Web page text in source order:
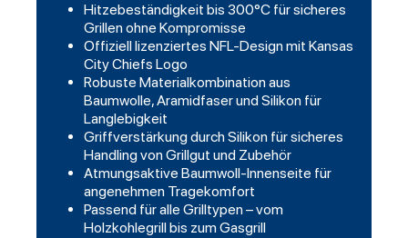
Hitzebeständigkeit bis 300°C für sicheres
Grillen ohne Kompromisse
Offiziell lizenziertes NFL-Design mit Kansas
City Chiefs Logo
Robuste Materialkombination aus
Baumwolle, Aramidfaser und Silikon für
Langlebigkeit
Griffverstärkung durch Silikon für sicheres
Handling von Grillgut und Zubehör
Atmungsaktive Baumwoll-Innenseite für
angenehmen Tragekomfort
Passend für alle Grilltypen – vom
Holzkohlegrill bis zum Gasgrill